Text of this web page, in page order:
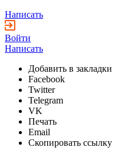
Написать
Войти
Написать
Добавить в закладки
Facebook
Twitter
Telegram
VK
Печать
Email
Скопировать ссылку